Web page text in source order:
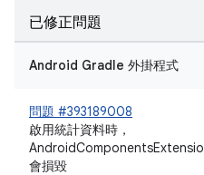
已修正問題
Android Gradle 外掛程式
問題 #393189008
啟用統計資料時，
會損毀